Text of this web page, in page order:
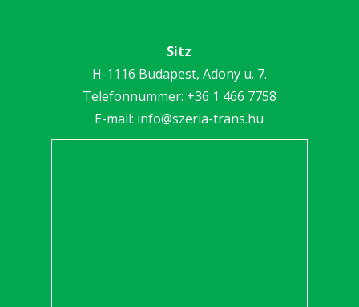
Sitz
H-1116 Budapest, Adony u. 7.
Telefonnummer: +36 1 466 7758
E-mail: info@szeria-trans.hu